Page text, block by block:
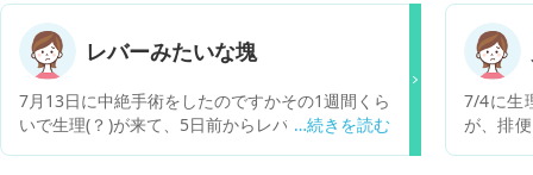
す。 同じ頃から下痢や軟便になり今は便秘３日目
です。おへそのすぐ上あたりに何かが詰まってる
ような苦しさがあり食後にひどくなります。食後
苦しくて吐きたいという気持ちになります。
元々、機能性ディスペプシアと過敏性腸症候群が
あるため、胃腸が張ったり苦しくなったり、下痢
や腹痛はよくあるのでその影響かと思っていたの
レバーみたいな塊
7月13日に中絶手術をしたのですかその1週間くら
いで生理(？)が来て、5日前からレバーみたいな塊
7/4に生
が、排